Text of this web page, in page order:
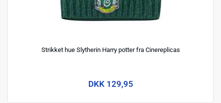
Strikket hue Slytherin Harry potter fra Cinereplicas
DKK 129,95